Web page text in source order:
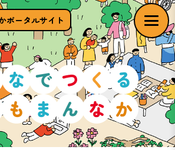
ポータルサイト